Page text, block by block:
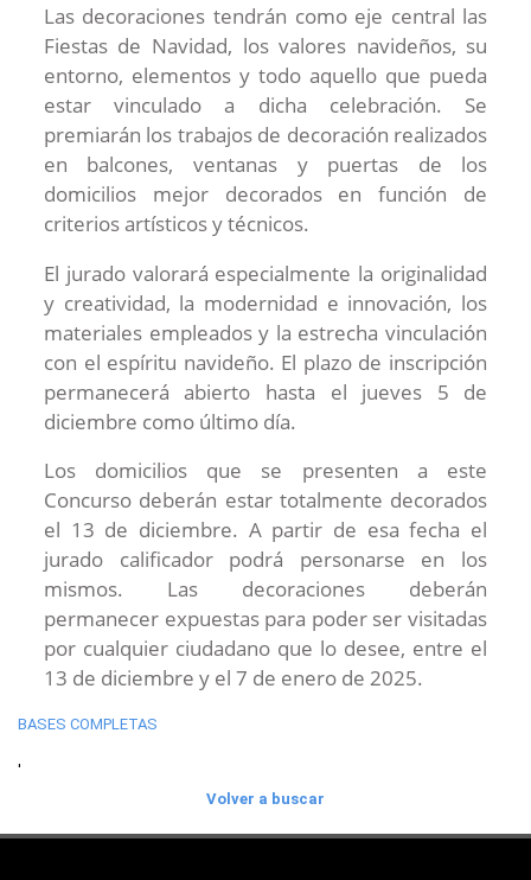
Las decoraciones tendrán como eje central las
Fiestas de Navidad, los valores navideños, su
entorno, elementos y todo aquello que pueda
estar vinculado a dicha celebración. Se
premiarán los trabajos de decoración realizados
en balcones, ventanas y puertas de los
domicilios mejor decorados en función de
criterios artísticos y técnicos.
El jurado valorará especialmente la originalidad
y creatividad, la modernidad e innovación, los
materiales empleados y la estrecha vinculación
con el espíritu navideño. El plazo de inscripción
permanecerá abierto hasta el jueves 5 de
diciembre como último día.
Los domicilios que se presenten a este
Concurso deberán estar totalmente decorados
el 13 de diciembre. A partir de esa fecha el
jurado calificador podrá personarse en los
mismos. Las decoraciones deberán
permanecer expuestas para poder ser visitadas
por cualquier ciudadano que lo desee, entre el
13 de diciembre y el 7 de enero de 2025.
BASES COMPLETAS
'
Volver a buscar